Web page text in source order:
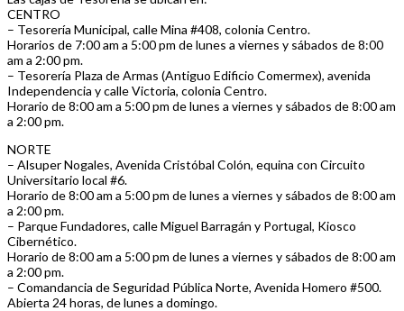
CENTRO
– Tesorería Municipal, calle Mina #408, colonia Centro.
Horarios de 7:00 am a 5:00 pm de lunes a viernes y sábados de 8:00
am a 2:00 pm.
– Tesorería Plaza de Armas (Antiguo Edificio Comermex), avenida
Independencia y calle Victoria, colonia Centro.
Horario de 8:00 am a 5:00 pm de lunes a viernes y sábados de 8:00 am
a 2:00 pm.
NORTE
– Alsuper Nogales, Avenida Cristóbal Colón, equina con Circuito
Universitario local #6.
Horario de 8:00 am a 5:00 pm de lunes a viernes y sábados de 8:00 am
a 2:00 pm.
– Parque Fundadores, calle Miguel Barragán y Portugal, Kiosco
Cibernético.
Horario de 8:00 am a 5:00 pm de lunes a viernes y sábados de 8:00 am
a 2:00 pm.
– Comandancia de Seguridad Pública Norte, Avenida Homero #500.
Abierta 24 horas, de lunes a domingo.